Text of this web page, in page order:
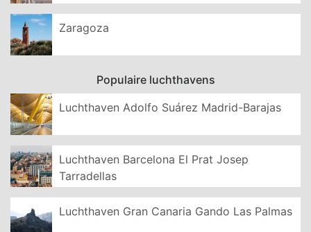
Zaragoza
Populaire luchthavens
Luchthaven Adolfo Suárez Madrid-Barajas
Luchthaven Barcelona El Prat Josep
Tarradellas
Luchthaven Gran Canaria Gando Las Palmas